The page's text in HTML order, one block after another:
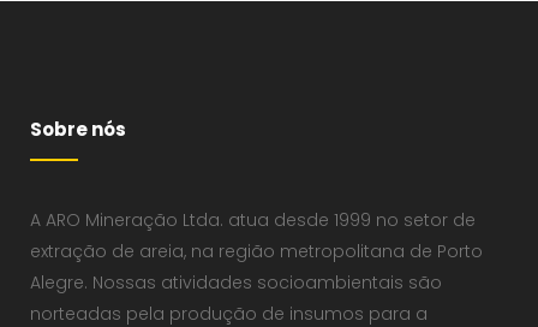
Sobre nós
A ARO Mineração Ltda. atua desde 1999 no setor de
extração de areia, na região metropolitana de Porto
Alegre. Nossas atividades socioambientais são
norteadas pela produção de insumos para a